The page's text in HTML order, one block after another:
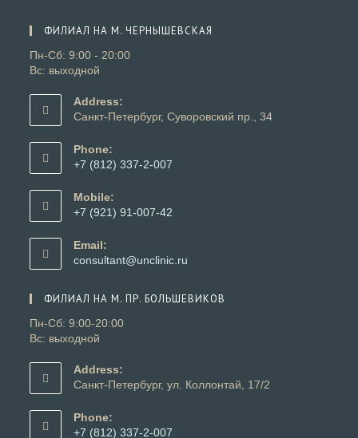
вкладке
ФИЛИАЛ НА М. ЧЕРНЫШЕВСКАЯ
Пн-Сб: 9:00 - 20:00
Вс: выходной
Address:
Санкт-Петербург, Суворовский пр., 34
Phone:
+7 (812) 337-2-007
в
вашем
Mobile:
+7 (921) 91-007-42
в
вашем
Email:
consultant@unclinic.ru
приложении
ФИЛИАЛ НА М. ПР. БОЛЬШЕВИКОВ
Пн-Сб: 9:00-20:00
Вс: выходной
Address:
Санкт-Петербург, ул. Коллонтай, 17/2
Phone:
+7 (812) 337-2-007